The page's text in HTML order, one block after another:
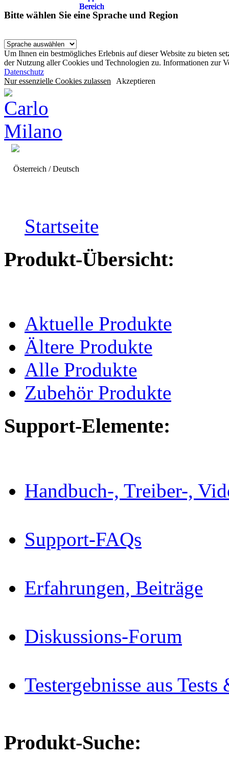
Bitte wählen Sie eine Sprache und Region
Um Ihnen ein bestmögliches Erlebnis auf dieser Website zu bieten
der Nutzung aller Cookies und Technologien zu. Informationen zur
Datenschutz
Nur essenzielle Cookies zulassen Akzeptieren
Österreich / Deutsch
Startseite
Produkt-Übersicht:
Aktuelle Produkte
Ältere Produkte
Alle Produkte
Zubehör Produkte
Support-Elemente:
Handbuch-, Treiber-,
Support-FAQs
Erfahrungen, Beiträge
Diskussions-Forum
Testergebnisse aus
Produkt-Suche:
Bereich
Bereich
Bereich
Bereich